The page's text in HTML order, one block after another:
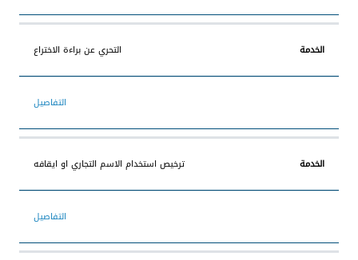
التحري عن براءة الاختراع
التفاصيل
ترخيص استخدام الاسم التجاري او ايقافه
التفاصيل